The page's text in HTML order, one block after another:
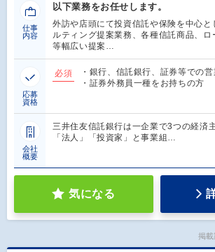
仕事
内容
以下業務をお任せします。
外訪や店頭にて投資信託や保険を中心と
ルティング提案業務、各種信託商品、
等幅広い提案…
応募
資格
必須
・銀行、信託銀行、証券等での
・証券外務員一種をお持ちの方
会社
概要
三井住友信託銀行は一企業で3つの経済
「法人」「投資家」と事業組…
気になる
掲載